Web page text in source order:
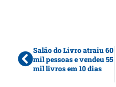
Salão do Livro atraiu 60
mil pessoas e vendeu 55
mil livros em 10 dias